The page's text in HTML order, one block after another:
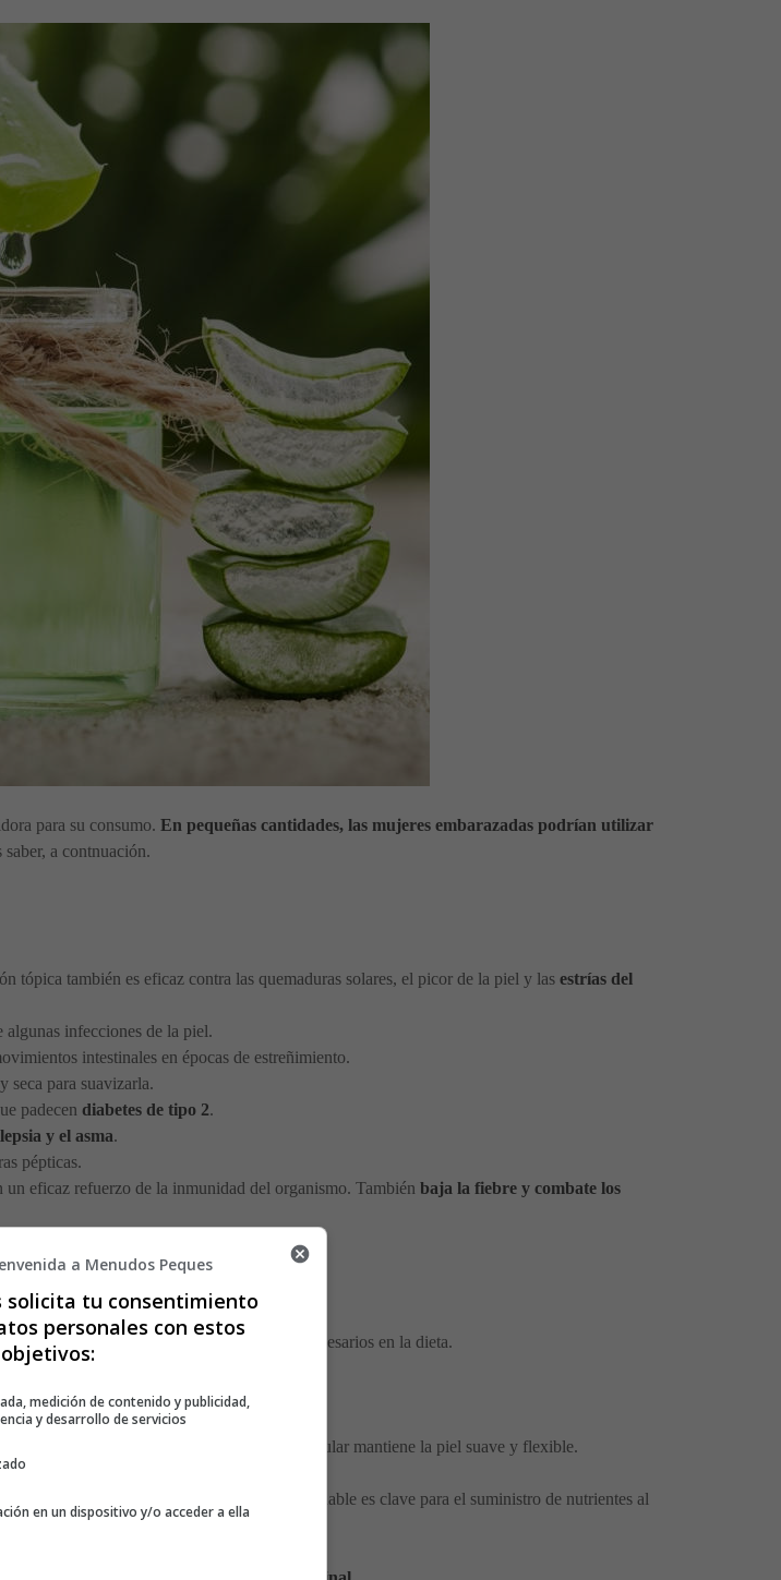
para su consumo. En pequeñas cantidades, las mujeres embarazadas podrían utilizar
a contnuación.
tópica también es eficaz contra las quemaduras solares, el picor de la piel y las estrías del
algunas infecciones de la piel.
intestinales en épocas de estreñimiento.
seca para suavizarla.
padecen diabetes de tipo 2.
y el asma.
pépticas.
eficaz refuerzo de la inmunidad del organismo. También baja la fiebre y combate los
zumo para complementar los nutrientes necesarios en la dieta.
las náuseas matutinas
piel seca y con picores . Su aplicación regular mantiene la piel suave y flexible.
de la sangre. Una circulación saludable es clave para el suministro de nutrientes al
a Menudos Peques
solicita tu consentimiento
personales con estos
objetivos:
medición de contenido y publicidad,
y desarrollo de servicios
en un dispositivo y/o acceder a ella